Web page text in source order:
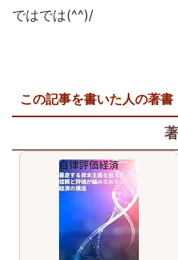
ではでは(^^)/
この記事を書いた人の著書